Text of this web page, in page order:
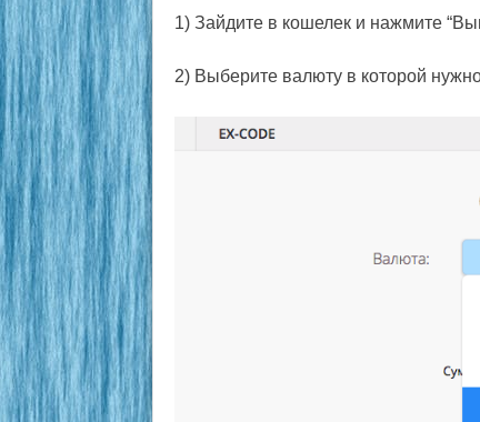
1) Зайдите в кошелек и нажмите
2) Выберите валюту в которой